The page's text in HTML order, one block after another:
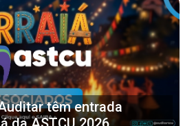
têm entrada